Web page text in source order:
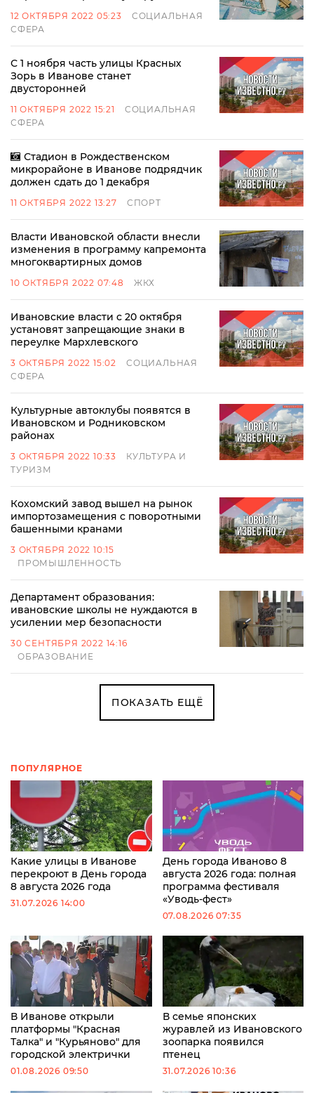
12 ОКТЯБРЯ 2022 05:23
СОЦИАЛЬНАЯ
СФЕРА
С 1 ноября часть улицы Красных
Зорь в Иванове станет
двусторонней
11 ОКТЯБРЯ 2022 15:21
СОЦИАЛЬНАЯ
СФЕРА
Стадион в Рождественском
микрорайоне в Иванове подрядчик
должен сдать до 1 декабря
11 ОКТЯБРЯ 2022 13:27 СПОРТ
Власти Ивановской области внесли
изменения в программу капремонта
многоквартирных домов
10 ОКТЯБРЯ 2022 07:48 ЖКХ
Ивановские власти с 20 октября
установят запрещающие знаки в
переулке Мархлевского
3 ОКТЯБРЯ 2022 15:02
СОЦИАЛЬНАЯ
СФЕРА
Культурные автоклубы появятся в
Ивановском и Родниковском
районах
3 ОКТЯБРЯ 2022 10:33
КУЛЬТУРА И
ТУРИЗМ
Кохомский завод вышел на рынок
импортозамещения с поворотными
башенными кранами
3 ОКТЯБРЯ 2022 10:15
ПРОМЫШЛЕННОСТЬ
Департамент образования:
ивановские школы не нуждаются в
усилении мер безопасности
30 СЕНТЯБРЯ 2022 14:16
ОБРАЗОВАНИЕ
ПОКАЗАТЬ ЕЩЁ
ПОПУЛЯРНОЕ
Какие улицы в Иванове
перекроют в День города
8 августа 2026 года
31.07.2026 14:00
День города Иваново 8
августа 2026 года: полная
программа фестиваля
«Уводь-фест»
07.08.2026 07:35
В Иванове открыли
платформы "Красная
Талка" и "Курьяново" для
городской электрички
01.08.2026 09:50
В семье японских
журавлей из Ивановского
зоопарка появился
птенец
31.07.2026 10:36